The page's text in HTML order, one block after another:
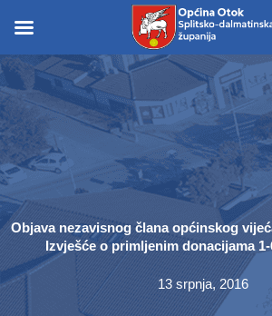
content
content
Objava nezavisnog člana općinskog
Izvješće o primljenim donacijama 1-
13 srpnja, 2016